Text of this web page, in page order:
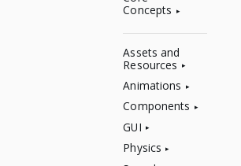
Concepts
Assets and
Resources
Animations
Components
GUI
Physics